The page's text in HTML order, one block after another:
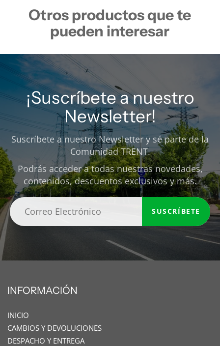
Otros productos que te
pueden interesar
¡Suscríbete a nuestro
Newsletter!
Suscríbete a nuestro Newsletter y sé parte de la
Comunidad TRENT.
Podrás acceder a todas nuestras novedades,
contenidos, descuentos exclusivos y más.
SUSCRÍBETE
INFORMACIÓN
INICIO
CAMBIOS Y DEVOLUCIONES
DESPACHO Y ENTREGA